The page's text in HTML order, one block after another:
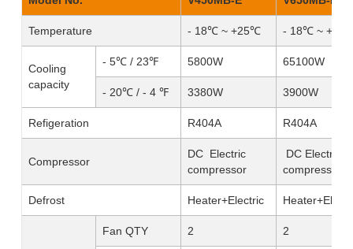
Temperature - 18℃ ~ +25℃ - 18℃ ~
Cooling
capacity
- 5℃ / 23℉ 5800W 65100W
- 20℃ / - 4 ℉ 3380W 3900W
Refigeration R404A R404A
Compressor
DC Electric
compressor
DC Electric
compressor
Defrost Heater+Electric
Fan QTY 2 2